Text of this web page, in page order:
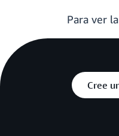
Para ver
Cree